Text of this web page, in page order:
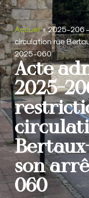
Accueil»2025-206
circulation rue
2025-060
Acte
2025-
son
060